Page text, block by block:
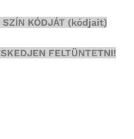
SZÍN KÓDJÁT (kódjait)
FELTÜNTETNI!